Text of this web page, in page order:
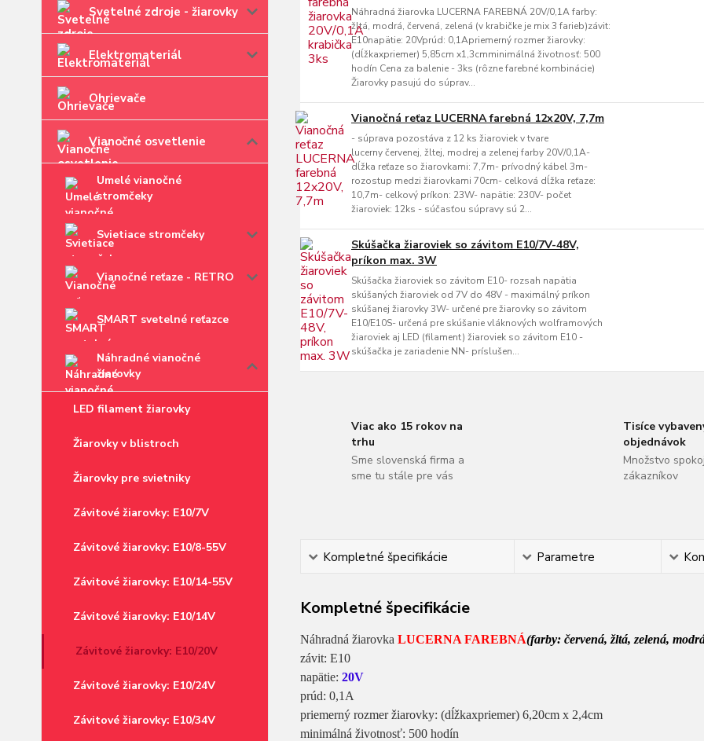
Svetelné zdroje - žiarovky
Elektromateriál
Ohrievače
Vianočné osvetlenie
Umelé vianočné
stromčeky
Svietiace stromčeky
Vianočné reťaze - RETRO
SMART svetelné reťazce
Náhradné vianočné
žiarovky
LED filament žiarovky
Žiarovky v blistroch
Žiarovky pre svietniky
Závitové žiarovky: E10/7V
Závitové žiarovky: E10/8-55V
Závitové žiarovky: E10/14-55V
Závitové žiarovky: E10/14V
Závitové žiarovky: E10/20V
Závitové žiarovky: E10/24V
Závitové žiarovky: E10/34V
Náhradná žiarovka LUCERNA FAREBNÁ 20V/0,1A farby:
žltá, modrá, červená, zelená (v krabičke je mix 3 farieb)závit:
E10napätie: 20Vprúd: 0,1Apriemerný rozmer žiarovky:
(dĺžkaxpriemer) 5,85cm x1,3cmminimálná životnosť: 500
hodín Cena za balenie - 3ks (rôzne farebné kombinácie)
Žiarovky pasujú do súprav...
Vianočná reťaz LUCERNA farebná 12x20V, 7,7m
- súprava pozostáva z 12 ks žiaroviek v tvare
lucerny červenej, žltej, modrej a zelenej farby 20V/0,1A-
dĺžka reťaze so žiarovkami: 7,7m- prívodný kábel 3m-
rozostup medzi žiarovkami 70cm- celková dĺžka reťaze:
10,7m- celkový príkon: 23W- napätie: 230V- počet
žiaroviek: 12ks - súčasťou súpravy sú 2...
Skúšačka žiaroviek so závitom E10/7V-48V,
príkon max. 3W
Skúšačka žiaroviek so závitom E10- rozsah napätia
skúšaných žiaroviek od 7V do 48V - maximálný príkon
skúšanej žiarovky 3W- určené pre žiarovky so závitom
E10/E10S- určená pre skúšanie vláknových wolframových
žiaroviek aj LED (filament) žiaroviek so závitom E10 -
skúšačka je zariadenie NN- príslušen...
Viac ako 15 rokov na
trhu
Sme slovenská firma a
sme tu stále pre vás
Tisíce
objednávok
Množstvo
zákazníkov
Kompletné špecifikácie Parametre
Kompletné špecifikácie
Náhradná žiarovka LUCERNA FAREBNÁ(farby: červená, žltá, zelená,
závit: E10
napätie: 20V
prúd: 0,1A
priemerný rozmer žiarovky: (dĺžkaxpriemer) 6,20cm x 2,4cm
minimálná životnosť: 500 hodín